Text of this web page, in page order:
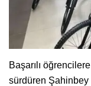
Başarılı
sürdüren Şahinbey